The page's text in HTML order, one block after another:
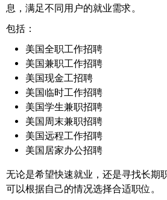
息，满足不同用户的就业需求。
包括：
美国全职工作招聘
美国兼职工作招聘
美国现金工招聘
美国临时工作招聘
美国学生兼职招聘
美国周末兼职招聘
美国远程工作招聘
美国居家办公招聘
无论是希望快速就业，还是寻找长期
可以根据自己的情况选择合适职位。